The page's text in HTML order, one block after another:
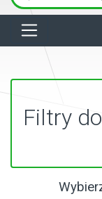
Filtry do